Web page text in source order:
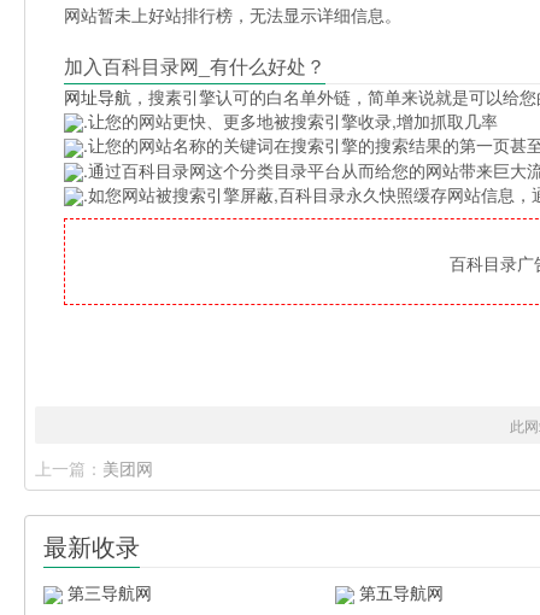
网站暂未上好站排行榜，无法显示详细信息。
加入百科目录网_有什么好处？
网址导航 ，搜素引擎认可的白名单外链，简单来说就是可以给
.让您的网站更快、更多地被搜索引擎收录,增加抓取几率
.让您的网站名称的关键词在搜索引擎的搜索结果的第一页甚
.通过百科目录网这个分类目录平台从而给您的网站带来巨大
.如您网站被搜索引擎屏蔽,百科目录永久快照缓存网站信息
百科目录
此
上一篇： 美团网
最新收录
第三导航网
第五导航网